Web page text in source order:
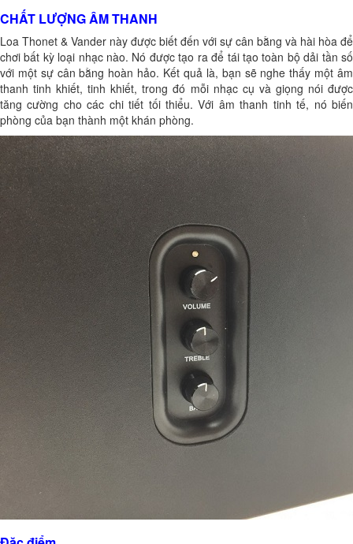
CHẤT LƯỢNG ÂM THANH
Loa Thonet & Vander này được biết đến với sự cân bằng và hài hòa để
chơi bất kỳ loại nhạc nào. Nó được tạo ra để tái tạo toàn bộ dải tần số
với một sự cân bằng hoàn hảo. Kết quả là, bạn sẽ nghe thấy một âm
thanh tinh khiết, tinh khiết, trong đó mỗi nhạc cụ và giọng nói được
tăng cường cho các chi tiết tối thiểu. Với âm thanh tinh tế, nó biến
phòng của bạn thành một khán phòng.